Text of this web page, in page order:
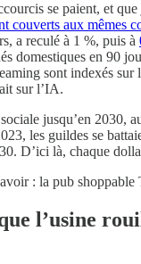
se paient, et
couverts aux mêmes
a reculé à 1 %, puis à
domestiques en 90
sont indexés
sur l’IA.
jusqu’en 2030,
les guildes se
D’ici là, chaque
: la pub
l’usine